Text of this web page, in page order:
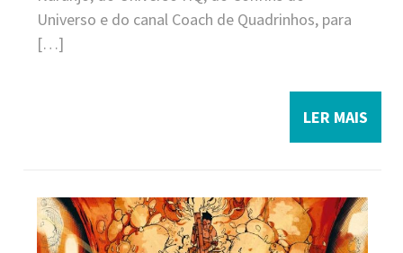
Universo e do canal Coach de Quadrinhos, para
[…]
LER MAIS